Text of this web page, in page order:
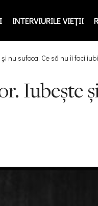
INTERVIURILE VIEŢII
nu sufoca. Ce să nu îi faci
Iubește